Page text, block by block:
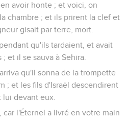
avoir honte ; et voici, on
chambre ; et ils prirent la clef et
gisait par terre, mort.
qu'ils tardaient, et avait
et il se sauva à Sehira.
qu'il sonna de la trompette
; et les fils d'Israël descendirent
devant eux.
car l'Éternel a livré en votre main